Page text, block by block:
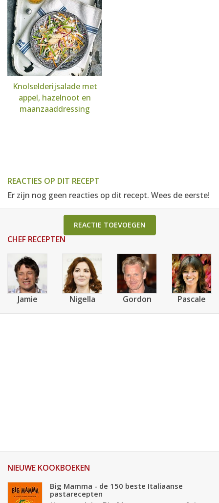
Knolselderijsalade met
appel, hazelnoot en
maanzaaddressing
REACTIES OP DIT RECEPT
Er zijn nog geen reacties op dit recept. Wees de eerste!
REACTIE TOEVOEGEN
CHEF RECEPTEN
Jamie Nigella Gordon Pascale
NIEUWE KOOKBOEKEN
Big Mamma - de 150 beste Italiaanse
pastarecepten